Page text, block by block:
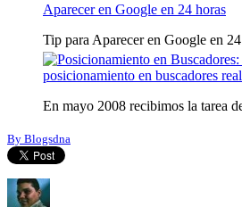
Aparecer en Google en 24 horas
Tip para Aparecer en Google en
posicionamiento en buscadores
En mayo 2008 recibimos la tarea
By Blogsdna